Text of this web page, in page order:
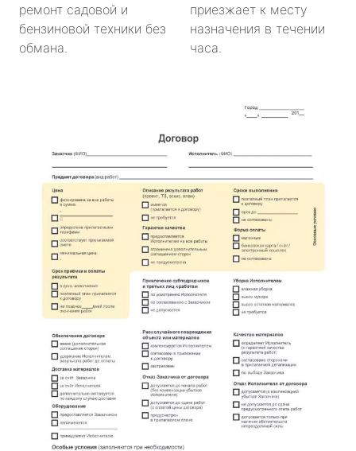
ремонт садовой и
бензиновой техники без
обмана.
приезжает к месту
назначения в течении
часа.